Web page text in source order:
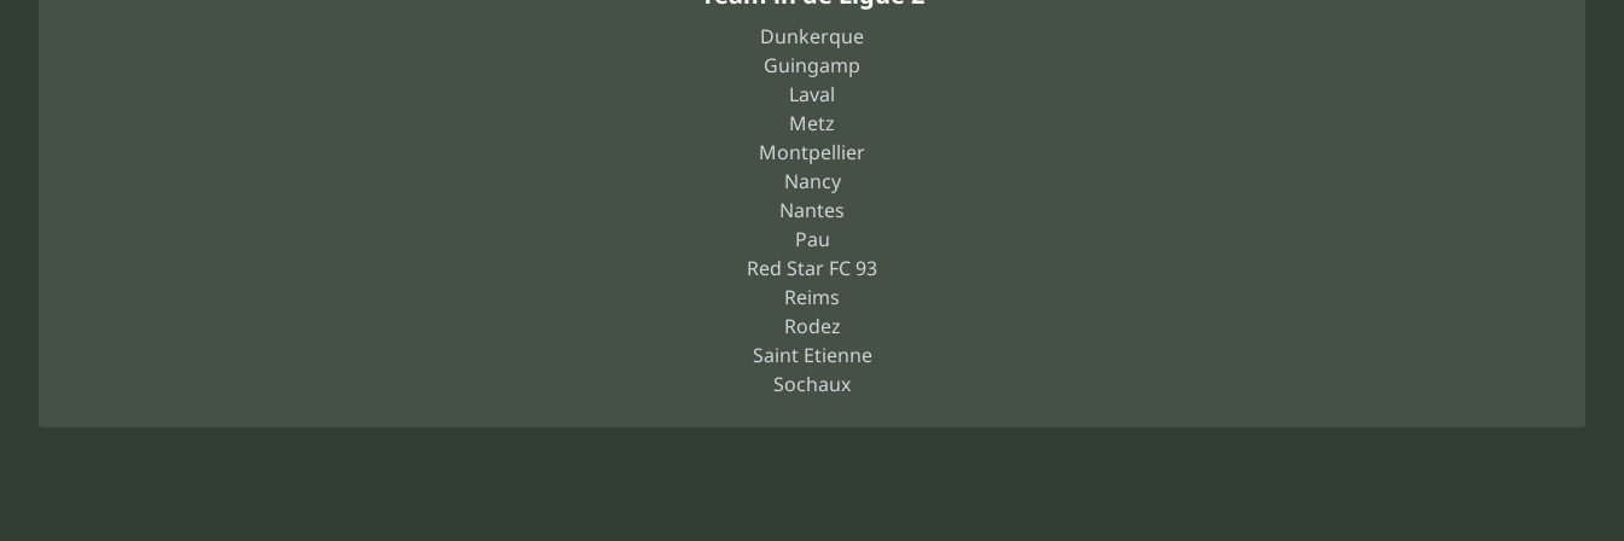
Dunkerque
Guingamp
Laval
Metz
Montpellier
Nancy
Nantes
Pau
Red Star FC 93
Reims
Rodez
Saint Etienne
Sochaux